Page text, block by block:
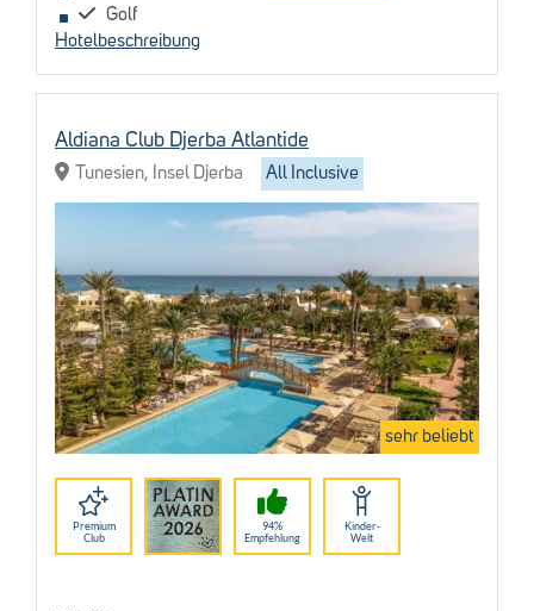
Golf
Hotelbeschreibung
Aldiana Club Djerba Atlantide
Tunesien, Insel Djerba All Inclusive
sehr beliebt
Premium
Club
94%
Empfehlung
Kinder-
Welt